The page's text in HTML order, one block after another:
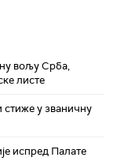
вољу Срба,
листе
стиже у званичну
испред Палате